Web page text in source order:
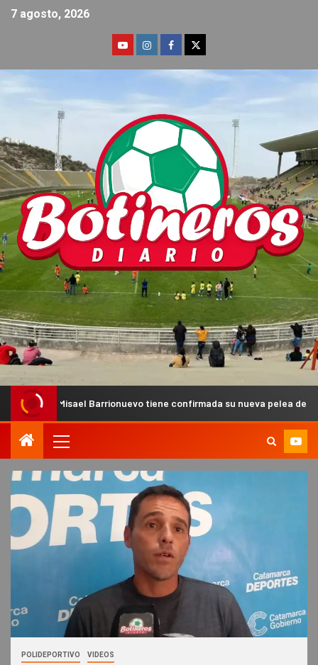
7 agosto, 2026
Barrionuevo tiene confirmada su nueva pelea de MMA Pro
POLIDEPORTIVO VIDEOS